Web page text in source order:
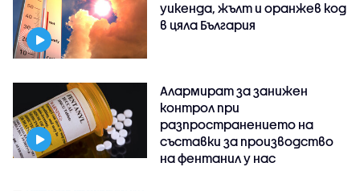
уикенда, жълт и оранжев код
в цяла България
Алармират за занижен
контрол при
разпространението на
съставки за производство
на фентанил у нас